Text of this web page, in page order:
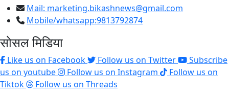
Mail: marketing.bikashnews@gmail.com
Mobile/whatsapp:9813792874
सोसल मिडिया
Like us on Facebook Follow us on Twitter
Subscribe
us on youtube
Follow us on Instagram
Follow us on
Tiktok
Follow us on Threads